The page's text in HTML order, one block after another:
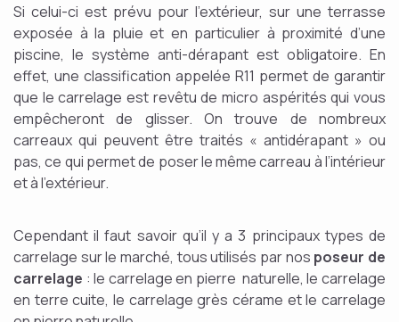
Si celui-ci est prévu pour l’extérieur, sur une terrasse
exposée à la pluie et en particulier à proximité d’une
piscine, le système anti-dérapant est obligatoire. En
effet, une classification appelée R11 permet de garantir
que le carrelage est revêtu de micro aspérités qui vous
empêcheront de glisser. On trouve de nombreux
carreaux qui peuvent être traités « antidérapant » ou
pas, ce qui permet de poser le même carreau à l’intérieur
et à l’extérieur.
Cependant il faut savoir qu’il y a 3 principaux types de
carrelage sur le marché, tous utilisés par nos poseur de
carrelage : le carrelage en pierre naturelle, le carrelage
en terre cuite, le carrelage grès cérame etle carrelage